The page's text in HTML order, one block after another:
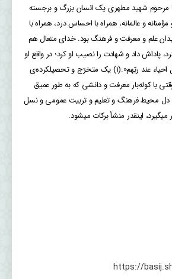
مرحوم شهید مطهری یک انسان بزرگ و برجسته
و عالمانه، همراه با احساس درد، همراه با
علم و معرفت و فرهنگ بود. خدای متعال هم
پاداش داد و شهادت را نصیب او کرد؛ در واقع او
را زنده نگه داشت؛ »بل احیاء عند ربّهم«.(۱) یک متخرّج و تحصیلکرده‌ی
با کوله‌بار معرفت و دانشی که به طور عمیق
دل محیط فرهنگ و تعلیم و تربیت عمومی و نسل
میگیرد، اینقدر منشأ برکات میشود.
https://